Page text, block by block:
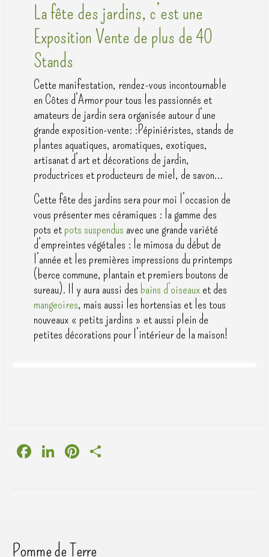
La fête des jardins, c’est une
Exposition Vente de plus de 40
Stands
Cette manifestation, rendez-vous incontournable
en Côtes d’Armor pour tous les passionnés et
amateurs de jardin sera organisée autour d’une
grande exposition-vente: :Pépiniéristes, stands de
plantes aquatiques, aromatiques, exotiques,
artisanat d’art et décorations de jardin,
productrices et producteurs de miel, de savon…
Cette fête des jardins sera pour moi l’occasion de
vous présenter mes céramiques : la gamme des
pots etpots suspendus avec une grande variété
d’empreintes végétales : le mimosa du début de
l’année et les premières impressions du printemps
(berce commune, plantain et premiers boutons de
sureau). Il y aura aussi des bains d’oiseauxet des
mangeoires, mais aussi les hortensias et les tous
nouveaux « petits jardins » et aussi plein de
petites décorations pour l’intérieur de la maison!
FacebookLinkedInPinterest
Pomme de Terre